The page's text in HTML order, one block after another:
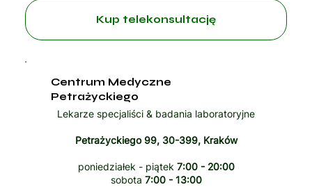
Kup telekonsultację
Centrum Medyczne
Petrażyckiego
Lekarze specjaliści & badania laboratoryjne
Petrażyckiego 99, 30-399, Kraków
poniedziałek - piątek 7:00 - 20:00
sobota 7:00 - 13:00